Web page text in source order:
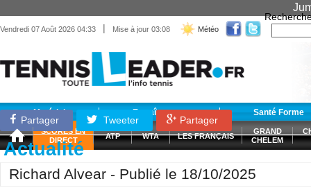
Vendredi 07 Août 2026 04:33 | Mise à jour 03:08 Météo
Matériel Entraînement Santé Forme
SCORES EN
DIRECT
ATP WTA LES FRANÇAIS
GRAND
CHELEM
Partager Tweeter Partager
Actualité
Richard Alvear - Publié le 18/10/2025